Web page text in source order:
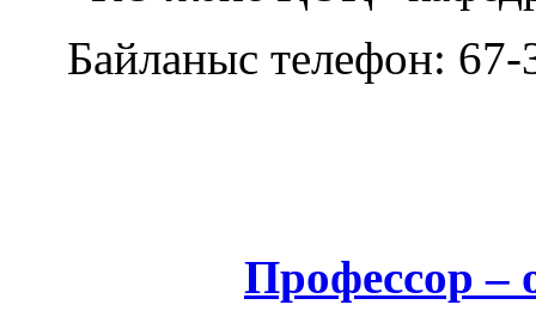
Байланыс телефон:
Профессор